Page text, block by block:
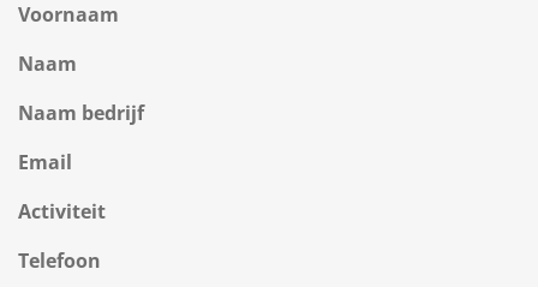
Voornaam
Naam
Naam bedrijf
Email
Activiteit
Telefoon